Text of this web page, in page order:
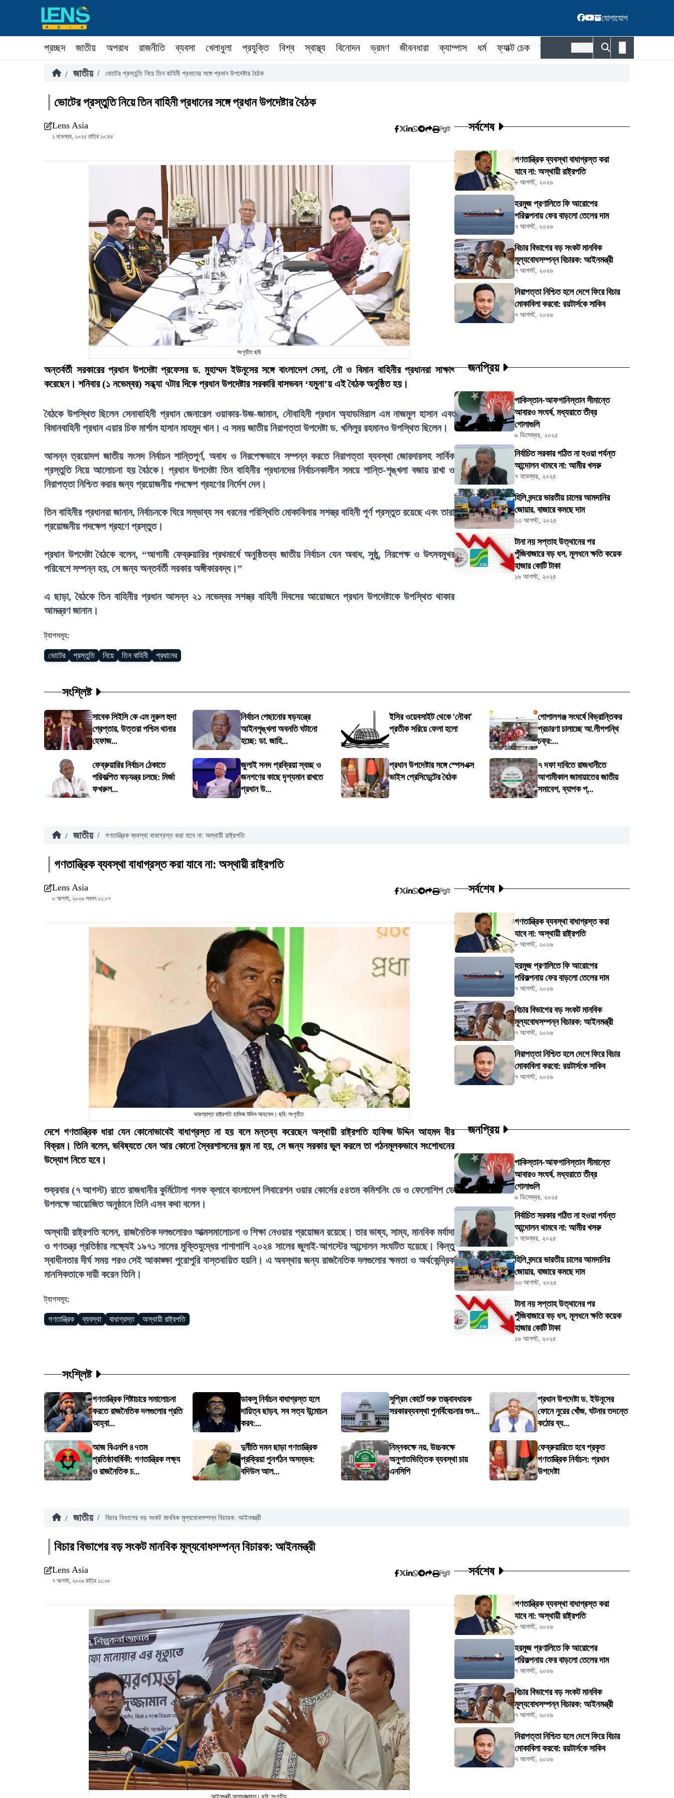
যোগাযোগ
প্রচ্ছদ জাতীয় অপরাধ রাজনীতি ব্যবসা খেলাধুলা প্রযুক্তি বিশ্ব স্বাস্থ্য বিনোদন ভ্রমণ জীবনধারা ক্যাম্পাস ধর্ম ফ্যাক্ট চেক কর্মকর্তা
/ জাতীয় / ভোটের প্রস্তুতি নিয়ে তিন বাহিনী প্রধানের সঙ্গে প্রধান উপদেষ্টার বৈঠক
ভোটের প্রস্তুতি নিয়ে তিন বাহিনী প্রধানের সঙ্গে প্রধান উপদেষ্টার বৈঠক
Lens Asia
১ নভেম্বর, ২০২৫ রাত্রি ১০:৪৫
প্রিন্ট
সংগৃহীত ছবি
অন্তর্বর্তী সরকারের প্রধান উপদেষ্টা প্রফেসর ড. মুহাম্মদ ইউনূসের সঙ্গে বাংলাদেশ সেনা, নৌ ও বিমান বাহিনীর প্রধানরা সাক্ষাৎ
করেছেন। শনিবার (১ নভেম্বর) সন্ধ্যা ৭টার দিকে প্রধান উপদেষ্টার সরকারি বাসভবন ‘যমুনা’য় এই বৈঠক অনুষ্ঠিত হয়।
বৈঠকে উপস্থিত ছিলেন সেনাবাহিনী প্রধান জেনারেল ওয়াকার-উজ-জামান, নৌবাহিনী প্রধান অ্যাডমিরাল এম নাজমুল হাসান এবং
বিমানবাহিনী প্রধান এয়ার চিফ মার্শাল হাসান মাহমুদ খান। এ সময় জাতীয় নিরাপত্তা উপদেষ্টা ড. খলিলুর রহমানও উপস্থিত ছিলেন।
আসন্ন ত্রয়োদশ জাতীয় সংসদ নির্বাচন শান্তিপূর্ণ, অবাধ ও নিরপেক্ষভাবে সম্পন্ন করতে নিরাপত্তা ব্যবস্থা জোরদারসহ সার্বিক
প্রস্তুতি নিয়ে আলোচনা হয় বৈঠকে। প্রধান উপদেষ্টা তিন বাহিনীর প্রধানদের নির্বাচনকালীন সময়ে শান্তি-শৃঙ্খলা বজায় রাখা ও
নিরাপত্তা নিশ্চিত করার জন্য প্রয়োজনীয় পদক্ষেপ গ্রহণের নির্দেশ দেন।
তিন বাহিনীর প্রধানরা জানান, নির্বাচনকে ঘিরে সম্ভাব্য সব ধরনের পরিস্থিতি মোকাবিলায় সশস্ত্র বাহিনী পূর্ণ প্রস্তুত রয়েছে এবং তারা
প্রয়োজনীয় পদক্ষেপ গ্রহণে প্রস্তুত।
প্রধান উপদেষ্টা বৈঠকে বলেন, “আগামী ফেব্রুয়ারির প্রথমার্ধে অনুষ্ঠিতব্য জাতীয় নির্বাচন যেন অবাধ, সুষ্ঠু, নিরপেক্ষ ও উৎসবমুখর
পরিবেশে সম্পন্ন হয়, সে জন্য অন্তর্বর্তী সরকার অঙ্গীকারবদ্ধ।”
এ ছাড়া, বৈঠকে তিন বাহিনীর প্রধান আসন্ন ২১ নভেম্বর সশস্ত্র বাহিনী দিবসের আয়োজনে প্রধান উপদেষ্টাকে উপস্থিত থাকার
আমন্ত্রণ জানান।
ট্যাগসমূহ:
ভোটের প্রস্তুতি নিয়ে তিন বাহিনী প্রধানের
সর্বশেষ
গণতান্ত্রিক ব্যবস্থা বাধাগ্রস্ত করা
যাবে না: অস্থায়ী রাষ্ট্রপতি
৮ আগস্ট, ২০২৬
হরমুজ প্রণালিতে ফি আরোপের
পরিকল্পনায় ফের বাড়লো তেলের দাম
৭ আগস্ট, ২০২৬
বিচার বিভাগের বড় সংকট মানবিক
মূল্যবোধসম্পন্ন বিচারক: আইনমন্ত্রী
৭ আগস্ট, ২০২৬
নিরাপত্তা নিশ্চিত হলে দেশে ফিরে বিচার
মোকাবিলা করবো: রয়টার্সকে সাকিব
৭ আগস্ট, ২০২৬
জনপ্রিয়
পাকিস্তান-আফগানিস্তান সীমান্তে
আবারও সংঘর্ষ, মধ্যরাতে তীব্র
গোলাগুলি
৬ ডিসেম্বর, ২০২৫
নির্বাচিত সরকার গঠিত না হওয়া পর্যন্ত
আন্দোলন থামবে না: আমীর খসরু
৭ নভেম্বর, ২০২৫
হিলি বন্দরে ভারতীয় চালের আমদানির
জোয়ার, বাজারে কমছে দাম
২৩ আগস্ট, ২০২৫
টানা নয় সপ্তাহ উত্থানের পর
পুঁজিবাজারে বড় ধস, মূলধনে ক্ষতি কয়েক
হাজার কোটি টাকা
১৬ আগস্ট, ২০২৫
সংশ্লিষ্ট
সাবেক সিইসি কে এম নুরুল হুদা
গ্রেপ্তার, উত্তরা পশ্চিম থানার
হেফাজ...
নির্বাচন পেছানোর ষড়যন্ত্রে
আইনশৃঙ্খলা অবনতি ঘটানো
হচ্ছে: ডা. জাহি...
ইসির ওয়েবসাইট থেকে ‘নৌকা’
প্রতীক সরিয়ে ফেলা হলো
গোপালগঞ্জ সংঘর্ষে বিভ্রান্তিকর
প্রচারণা চালাচ্ছে আ.লীগপন্থি
চক্র:...
ফেব্রুয়ারির নির্বাচন ঠেকাতে
পরিকল্পিত ষড়যন্ত্র চলছে: মির্জা
ফখরুল...
জুলাই সনদ প্রক্রিয়া স্বচ্ছ ও
জনগণের কাছে দৃশ্যমান রাখতে
প্রধান উ...
প্রধান উপদেষ্টার সঙ্গে স্পেসএক্স
ভাইস প্রেসিডেন্টের বৈঠক
৭ দফা দাবিতে রাজধানীতে
আগামীকাল জামায়াতের জাতীয়
সমাবেশ, ব্যাপক প্...
/ জাতীয় / গণতান্ত্রিক ব্যবস্থা বাধাগ্রস্ত করা যাবে না: অস্থায়ী রাষ্ট্রপতি
গণতান্ত্রিক ব্যবস্থা বাধাগ্রস্ত করা যাবে না: অস্থায়ী রাষ্ট্রপতি
Lens Asia
৮ আগস্ট, ২০২৬ সকাল ১২:০৭
প্রিন্ট
ভারপ্রাপ্ত রাষ্ট্রপতি হাফিজ উদ্দিন আহমেদ। ছবি: সংগৃহীত
দেশে গণতান্ত্রিক ধারা যেন কোনোভাবেই বাধাগ্রস্ত না হয় বলে মন্তব্য করেছেন অস্থায়ী রাষ্ট্রপতি হাফিজ উদ্দিন আহমদ বীর
বিক্রম। তিনি বলেন, ভবিষ্যতে যেন আর কোনো স্বৈরশাসনের জন্ম না হয়, সে জন্য সরকার ভুল করলে তা গঠনমূলকভাবে সংশোধনের
উদ্যোগ নিতে হবে।
শুক্রবার (৭ আগস্ট) রাতে রাজধানীর কুর্মিটোলা গলফ ক্লাবে বাংলাদেশ লিবারেশন ওয়ার কোর্সের ৫৪তম কমিশনিং ডে ও ফেলোশিপ ডে
উপলক্ষে আয়োজিত অনুষ্ঠানে তিনি এসব কথা বলেন।
অস্থায়ী রাষ্ট্রপতি বলেন, রাজনৈতিক দলগুলোরও আত্মসমালোচনা ও শিক্ষা নেওয়ার প্রয়োজন রয়েছে। তার ভাষ্য, সাম্য, মানবিক মর্যাদা
ও গণতন্ত্র প্রতিষ্ঠার লক্ষ্যেই ১৯৭১ সালের মুক্তিযুদ্ধের পাশাপাশি ২০২৪ সালের জুলাই-আগস্টের আন্দোলন সংঘটিত হয়েছে। কিন্তু
স্বাধীনতার দীর্ঘ সময় পরও সেই আকাঙ্ক্ষা পুরোপুরি বাস্তবায়িত হয়নি। এ অবস্থার জন্য রাজনৈতিক দলগুলোর ক্ষমতা ও অর্থকেন্দ্রিক
মানসিকতাকে দায়ী করেন তিনি।
ট্যাগসমূহ:
গণতান্ত্রিক ব্যবস্থা বাধাগ্রস্ত অস্থায়ী রাষ্ট্রপতি
সর্বশেষ
গণতান্ত্রিক ব্যবস্থা বাধাগ্রস্ত করা
যাবে না: অস্থায়ী রাষ্ট্রপতি
৮ আগস্ট, ২০২৬
হরমুজ প্রণালিতে ফি আরোপের
পরিকল্পনায় ফের বাড়লো তেলের দাম
৭ আগস্ট, ২০২৬
বিচার বিভাগের বড় সংকট মানবিক
মূল্যবোধসম্পন্ন বিচারক: আইনমন্ত্রী
৭ আগস্ট, ২০২৬
নিরাপত্তা নিশ্চিত হলে দেশে ফিরে বিচার
মোকাবিলা করবো: রয়টার্সকে সাকিব
৭ আগস্ট, ২০২৬
জনপ্রিয়
পাকিস্তান-আফগানিস্তান সীমান্তে
আবারও সংঘর্ষ, মধ্যরাতে তীব্র
গোলাগুলি
৬ ডিসেম্বর, ২০২৫
নির্বাচিত সরকার গঠিত না হওয়া পর্যন্ত
আন্দোলন থামবে না: আমীর খসরু
৭ নভেম্বর, ২০২৫
হিলি বন্দরে ভারতীয় চালের আমদানির
জোয়ার, বাজারে কমছে দাম
২৩ আগস্ট, ২০২৫
টানা নয় সপ্তাহ উত্থানের পর
পুঁজিবাজারে বড় ধস, মূলধনে ক্ষতি কয়েক
হাজার কোটি টাকা
১৬ আগস্ট, ২০২৫
সংশ্লিষ্ট
গণতান্ত্রিক শিষ্টাচারে সমালোচনা
করতে রাজনৈতিক দলগুলোর প্রতি
আহ্বা...
ডাকসু নির্বাচন বাধাগ্রস্ত হলে
দায়িত্ব ছাড়ব, সব সত্য উন্মোচন
করব:...
সুপ্রিম কোর্টে শুরু তত্ত্বাবধায়ক
সরকারব্যবস্থা পুনর্বিবেচনার শুন...
প্রধান উপদেষ্টা ড. ইউনূসের
ফোনে নুরের খোঁজ, ঘটনার তদন্তে
কঠোর ব্য...
আজ বিএনপি ৪৭তম
প্রতিষ্ঠাবার্ষিকী: গণতান্ত্রিক লক্ষ্য
ও রাজনৈতিক চ...
দুর্নীতি দমন ছাড়া গণতান্ত্রিক
প্রক্রিয়া পুনর্গঠন অসম্ভব:
বদিউল আল...
নিম্নকক্ষে নয়, উচ্চকক্ষে
অনুপাতভিত্তিক ব্যবস্থা চায়
এনসিপি
ফেব্রুয়ারিতে হবে প্রকৃত
গণতান্ত্রিক নির্বাচন: প্রধান
উপদেষ্টা
/ জাতীয় / বিচার বিভাগের বড় সংকট মানবিক মূল্যবোধসম্পন্ন বিচারক: আইনমন্ত্রী
বিচার বিভাগের বড় সংকট মানবিক মূল্যবোধসম্পন্ন বিচারক: আইনমন্ত্রী
Lens Asia
৭ আগস্ট, ২০২৬ রাত্রি ১১:০৮
প্রিন্ট
আইনমন্ত্রী আসাদুজ্জামান। ছবি: সংগৃহীত
সর্বশেষ
গণতান্ত্রিক ব্যবস্থা বাধাগ্রস্ত করা
যাবে না: অস্থায়ী রাষ্ট্রপতি
৮ আগস্ট, ২০২৬
হরমুজ প্রণালিতে ফি আরোপের
পরিকল্পনায় ফের বাড়লো তেলের দাম
৭ আগস্ট, ২০২৬
বিচার বিভাগের বড় সংকট মানবিক
মূল্যবোধসম্পন্ন বিচারক: আইনমন্ত্রী
৭ আগস্ট, ২০২৬
নিরাপত্তা নিশ্চিত হলে দেশে ফিরে বিচার
মোকাবিলা করবো: রয়টার্সকে সাকিব
৭ আগস্ট, ২০২৬